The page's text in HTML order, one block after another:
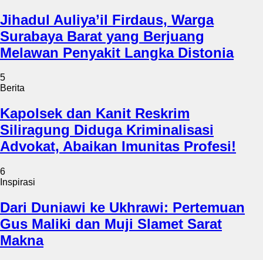
Jihadul Auliya’il Firdaus, Warga
Surabaya Barat yang Berjuang
Melawan Penyakit Langka Distonia
5
Berita
Kapolsek dan Kanit Reskrim
Siliragung Diduga Kriminalisasi
Advokat, Abaikan Imunitas Profesi!
6
Inspirasi
Dari Duniawi ke Ukhrawi: Pertemuan
Gus Maliki dan Muji Slamet Sarat
Makna